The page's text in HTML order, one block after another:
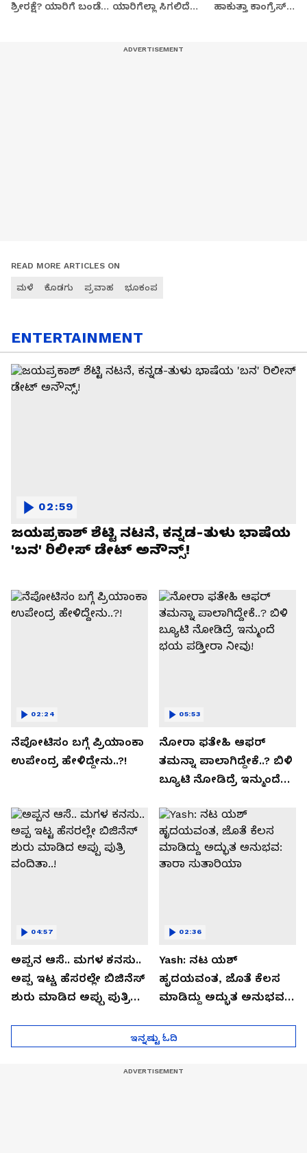
ಶ್ರೀರಕ್ಷೆ? ಯಾರಿಗೆ ಬಂಡೆ
ಯಾರಿಗೆಲ್ಲಾ ಸಿಗಲಿದೆ
ಹಾಕುತ್ತಾ ಕಾಂಗ್ರೆಸ್
READ MORE ARTICLES ON
ಮಳೆ ಕೊಡಗು ಪ್ರವಾಹ ಭೂಕಂಪ
ENTERTAINMENT
ಜಯಪ್ರಕಾಶ್ ಶೆಟ್ಟಿ ನಟನೆ, ಕನ್ನಡ-ತುಳು ಭಾಷೆಯ
'ಬನ' ರಿಲೀಸ್ ಡೇಟ್ ಅನೌನ್ಸ್!
02:59
ನೆಪೋಟಿಸಂ ಬಗ್ಗೆ ಪ್ರಿಯಾಂಕಾ
ಉಪೇಂದ್ರ ಹೇಳಿದ್ದೇನು..?!
02:24
ನೋರಾ ಫತೇಹಿ ಆಫರ್​
ತಮನ್ನಾ ಪಾಲಾಗಿದ್ದೇಕೆ..? ಬಿಳಿ
ಬ್ಯೂಟಿ ನೋಡಿದ್ರೆ ಇನ್ಮುಂದೆ
05:53
ಅಪ್ಪನ ಆಸೆ.. ಮಗಳ ಕನಸು..
ಅಪ್ಪ ಇಟ್ಟ ಹೆಸರಲ್ಲೇ ಬಿಜಿನೆಸ್​
ಶುರು ಮಾಡಿದ ಅಪ್ಪು ಪುತ್ರಿ
04:57
Yash: ನಟ ಯಶ್​
ಹೃದಯವಂತ, ಜೊತೆ ಕೆಲಸ
ಮಾಡಿದ್ದು ಅದ್ಭುತ ಅನುಭವ:
02:36
ಇನ್ನಷ್ಟು ಓದಿ